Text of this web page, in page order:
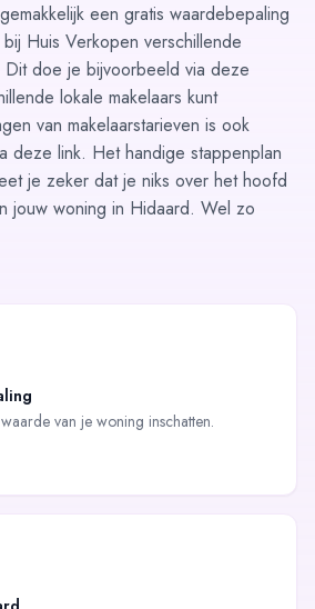
een gratis waardebepaling
Huis Verkopen verschillende
Dit doe je bijvoorbeeld via deze
lokale makelaars kunt
van makelaarstarieven is ook
deze link. Het handige stappenplan
je zeker dat je niks over het hoofd
jouw woning in Hidaard. Wel zo
van je woning inschatten.